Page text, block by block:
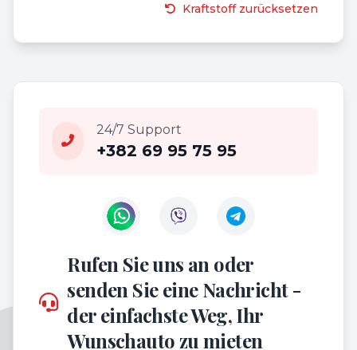
Kraftstoff zurücksetzen
24/7 Support
+382 69 95 75 95
Contact us on WhatsApp
Contact us on Viber
Rufen Sie uns an oder
senden Sie eine Nachricht -
der einfachste Weg, Ihr
Wunschauto zu mieten